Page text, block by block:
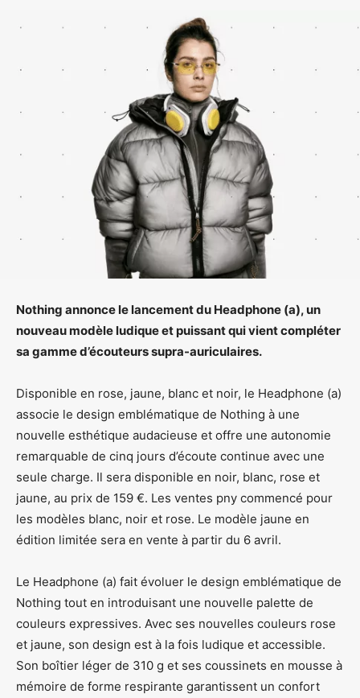
Nothing annonce le lancement du Headphone (a), un
nouveau modèle ludique et puissant qui vient compléter
sa gamme d’écouteurs supra-auriculaires.
Disponible en rose, jaune, blanc et noir, le Headphone (a)
associe le design emblématique de Nothing à une
nouvelle esthétique audacieuse et offre une autonomie
remarquable de cinq jours d’écoute continue avec une
seule charge. Il sera disponible en noir, blanc, rose et
jaune, au prix de 159 €. Les ventes pny commencé pour
les modèles blanc, noir et rose. Le modèle jaune en
édition limitée sera en vente à partir du 6 avril.
Le Headphone (a) fait évoluer le design emblématique de
Nothing tout en introduisant une nouvelle palette de
couleurs expressives. Avec ses nouvelles couleurs rose
et jaune, son design est à la fois ludique et accessible.
Son boîtier léger de 310 g et ses coussinets en mousse à
mémoire de forme respirante garantissent un confort